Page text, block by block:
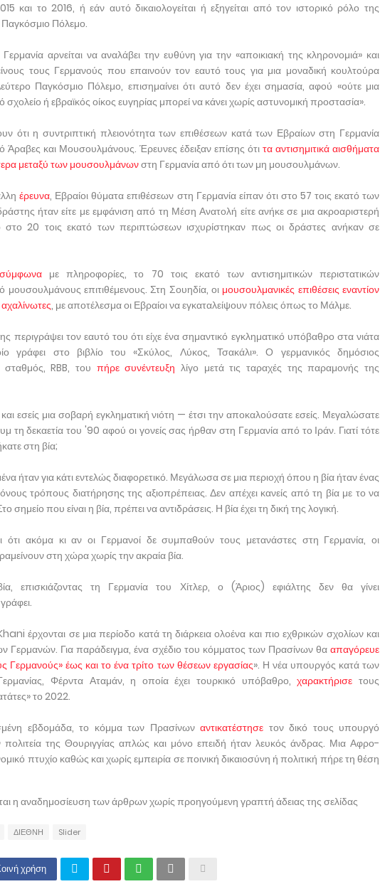
και το 2016, ή εάν αυτό δικαιολογείται ή εξηγείται από τον ιστορικό ρόλο της
Πόλεμο.
αρνείται να αναλάβει την ευθύνη για την «αποικιακή της κληρονομιά» και
τους Γερμανούς που επαινούν τον εαυτό τους για μια μοναδική κουλτούρα
Παγκόσμιο Πόλεμο, επισημαίνει ότι αυτό δεν έχει σημασία, αφού «ούτε μια
ή εβραϊκός οίκος ευγηρίας μπορεί να κάνει χωρίς αστυνομική προστασία».
ότι η συντριπτική πλειονότητα των επιθέσεων κατά των Εβραίων στη Γερμανία
Άραβες και Μουσουλμάνους. Έρευνες έδειξαν επίσης ότι τα αντισημιτικά αισθήματα
μεταξύ των μουσουλμάνωνστη Γερμανία από ότι των μη μουσουλμάνων.
έρευνα, Εβραίοι θύματα επιθέσεων στη Γερμανία είπαν ότι στο 57 τοις εκατό των
ήταν είτε με εμφάνιση από τη Μέση Ανατολή είτε ανήκε σε μια ακροαριστερή
20 τοις εκατό των περιπτώσεων ισχυρίστηκαν πως οι δράστες ανήκαν σε
σύμφωνα με πληροφορίες, το 70 τοις εκατό των αντισημιτικών περιστατικών
μουσουλμάνους επιτιθέμενους. Στη Σουηδία, οι μουσουλμανικές επιθέσεις εναντίον
, με αποτέλεσμα οι Εβραίοι να εγκαταλείψουν πόλεις όπως το Μάλμε.
περιγράψει τον εαυτό του ότι είχε ένα σημαντικό εγκληματικό υπόβαθρο στα νιάτα
γράφει στο βιβλίο του «Σκύλος, Λύκος, Τσακάλι». Ο γερμανικός δημόσιος
σταθμός, RBB, του πήρε συνέντευξη λίγο μετά τις ταραχές της παραμονής της
και εσείς μια σοβαρή εγκληματική νιότη — έτσι την αποκαλούσατε εσείς. Μεγαλώσατε
τη δεκαετία του '90 αφού οι γονείς σας ήρθαν στη Γερμανία από το Ιράν. Γιατί τότε
στη βία;
ήταν για κάτι εντελώς διαφορετικό. Μεγάλωσα σε μια περιοχή όπου η βία ήταν ένας
τρόπους διατήρησης της αξιοπρέπειας. Δεν απέχει κανείς από τη βία με το να
σημείο που είναι η βία, πρέπει να αντιδράσεις. Η βία έχει τη δική της λογική.
ακόμα κι αν οι Γερμανοί δε συμπαθούν τους μετανάστες στη Γερμανία, οι
στη χώρα χωρίς την ακραία βία.
επισκιάζοντας τη Γερμανία του Χίτλερ, ο (Άριος) εφιάλτης δεν θα γίνει
έρχονται σε μια περίοδο κατά τη διάρκεια ολοένα και πιο εχθρικών σχολίων και
Γερμανών. Για παράδειγμα, ένα σχέδιο του κόμματος των Πρασίνων θα απαγόρευε
Γερμανούς» έως και το ένα τρίτο των θέσεων εργασίας». Η νέα υπουργός κατά των
Φέρντα Αταμάν, η οποία έχει τουρκικό υπόβαθρο,χαρακτήρισε τους
το 2022.
εβδομάδα, το κόμμα των Πρασίνων αντικατέστησε τον δικό τους υπουργό
πολιτεία της Θουριγγίας απλώς και μόνο επειδή ήταν λευκός άνδρας. Μια Αφρο-
πτυχίο καθώς και χωρίς εμπειρία σε ποινική δικαιοσύνη ή πολιτική πήρε τη θέση
η αναδημοσίευση των άρθρων χωρίς προηγούμενη γραπτή άδειας της σελίδας
ΔΙΕΘΝΗ Slider
χρήση